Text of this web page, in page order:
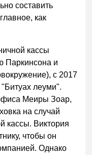
составить
как
кассы
Паркинсона и
с 2017
"Битуах леуми".
Меиры Зоар,
на случай
кассы. Виктория
чтобы он
Однако